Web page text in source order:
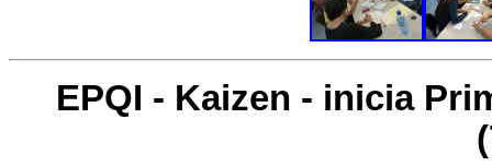
EPQI - Kaizen - inicia